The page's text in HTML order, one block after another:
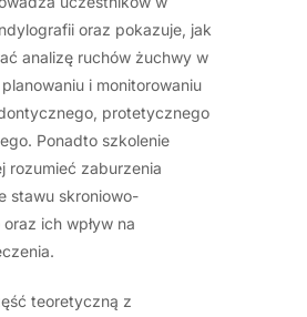
oraz pokazuje, jak
analizę ruchów żuchwy w
i monitorowaniu
protetycznego
Ponadto szkolenie
rozumieć zaburzenia
stawu skroniowo-
ich wpływ na
teoretyczną z